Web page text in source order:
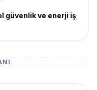
güvenlik ve enerji iş